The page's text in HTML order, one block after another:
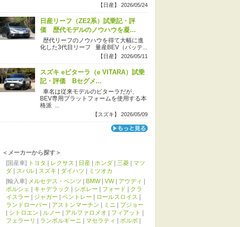
【日産】 2026/05/24
日産リーフ（ZE2系）試乗記・評
価 歴代モデルのノウハウを凝...
歴代リーフのノウハウを得て大幅に進
化した3代目リーフ 量産BEV（バッテ...
【日産】 2026/05/11
スズキ eビターラ（e VITARA）試乗
記・評価 Bセグメ...
車名は従来モデルのビターラだが、
BEV専用プラットフォームを使用する本
格派 ...
【スズキ】 2026/05/09
＜メーカーから探す＞
[国産車] トヨタ レクサス 日産 ホンダ 三菱
マツ
ダ
スバル スズキ ダイハツ
ミツオカ
[輸入車] メルセデス・ベンツ BMW| VW| アウディ
ポルシェ
キャデラック シボレー フォード
クラ
イスラー
ジャガー ベントレー ロールスロイス
ランドローバー
アストンマーチン ミニ
プジョー
シトロエン ルノー アルファロメオ フィアット
フェラーリ
ランボルギーニ マセラティ ボルボ